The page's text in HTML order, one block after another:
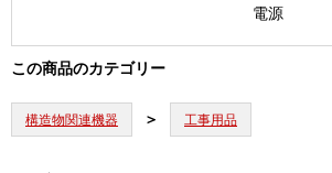
電源
この商品のカテゴリー
構造物関連機器 工事用品